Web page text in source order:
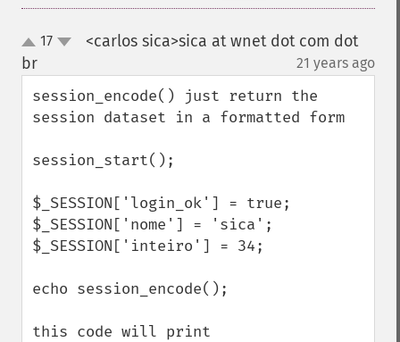
up17
<carlos sica>sica at wnet dot com dot
br
21 years ago
session_encode() just return the
session dataset in a formatted form
session_start();
$_SESSION['login_ok'] = true;
$_SESSION['nome'] = 'sica';
$_SESSION['inteiro'] = 34;
echo session_encode();
this code will print